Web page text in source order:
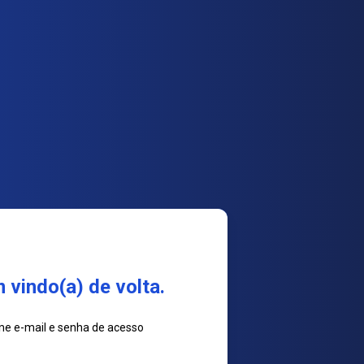
vindo(a) de volta.
e-mail e senha de acesso